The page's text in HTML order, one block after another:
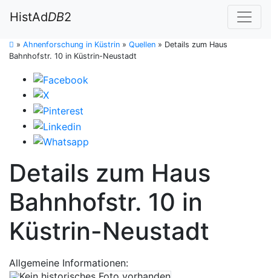
HistAdDB2
» Ahnenforschung in Küstrin » Quellen » Details zum Haus
Bahnhofstr. 10 in Küstrin-Neustadt
Details zum Haus
Bahnhofstr. 10 in
Küstrin-Neustadt
Allgemeine Informationen: